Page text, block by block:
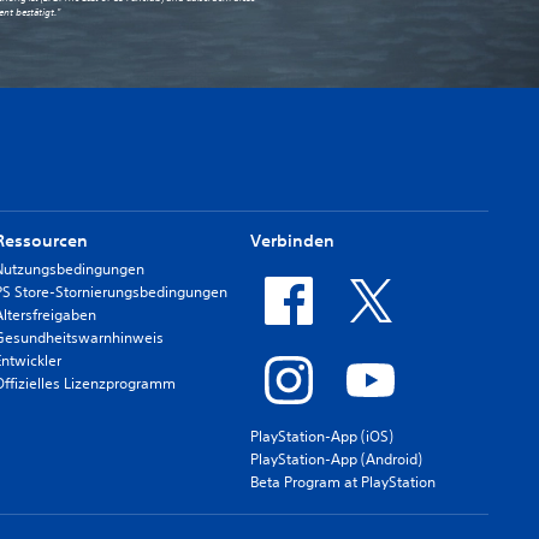
bestätigt."
Store-Stornierungsbedingungen
Lizenzprogramm
Verbinden
PlayStation-App (iOS)
PlayStation-App (Android)
Beta Program at PlayStation